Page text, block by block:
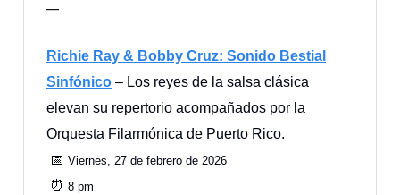
—
Richie Ray & Bobby Cruz: Sonido Bestial
Sinfónico – Los reyes de la salsa clásica
elevan su repertorio acompañados por la
Orquesta Filarmónica de Puerto Rico.
📅 Viernes, 27 de febrero de 2026
⏰ 8 pm